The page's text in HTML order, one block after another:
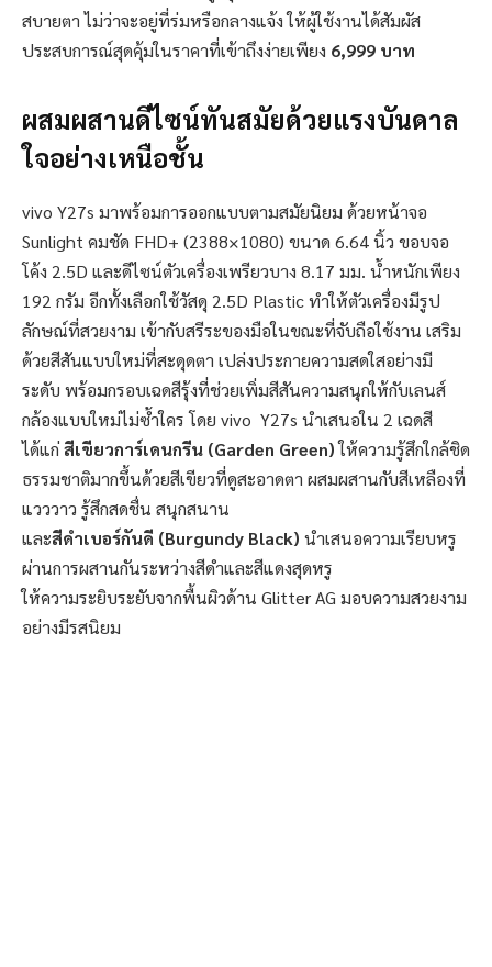
สบายตา ไม่ว่าจะอยู่ที่ร่มหรือกลางแจ้ง ให้ผู้ใช้งานได้สัมผัส
ประสบการณ์สุดคุ้มในราคาที่เข้าถึงง่ายเพียง 6,999 บาท
ผสมผสานดีไซน์ทันสมัยด้วยแรงบันดาล
ใจอย่างเหนือชั้น
vivo Y27s มาพร้อมการออกแบบตามสมัยนิยม ด้วยหน้าจอ
Sunlight คมชัด FHD+ (2388×1080) ขนาด 6.64 นิ้ว ขอบจอ
โค้ง 2.5D และดีไซน์ตัวเครื่องเพรียวบาง 8.17 มม. น้ำหนักเพียง
192 กรัม อีกทั้งเลือกใช้วัสดุ 2.5D Plastic ทำให้ตัวเครื่องมีรูป
ลักษณ์ที่สวยงาม เข้ากับสรีระของมือในขณะที่จับถือใช้งาน เสริม
ด้วยสีสันแบบใหม่ที่สะดุดตา เปล่งประกายความสดใสอย่างมี
ระดับ พร้อมกรอบเฉดสีรุ้งที่ช่วยเพิ่มสีสันความสนุกให้กับเลนส์
กล้องแบบใหม่ไม่ซ้ำใคร โดย vivo Y27s นำเสนอใน 2 เฉดสี
ได้แก่สีเขียวการ์เดนกรีน (Garden Green)ให้ความรู้สึกใกล้ชิด
ธรรมชาติมากขึ้นด้วยสีเขียวที่ดูสะอาดตา ผสมผสานกับสีเหลืองที่
แวววาว รู้สึกสดชื่น สนุกสนาน
และสีดำเบอร์กันดี (Burgundy Black) นำเสนอความเรียบหรู
ผ่านการผสานกันระหว่างสีดำและสีแดงสุดหรู
ให้ความระยิบระยับจากพื้นผิวด้าน Glitter AG มอบความสวยงาม
อย่างมีรสนิยม